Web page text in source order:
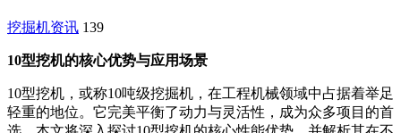
挖掘机资讯 139
10型挖机的核心优势与应用场景
10型挖机，或称10吨级挖掘机，在工程机械领域中占据着举足
轻重的地位。它完美平衡了动力与灵活性，成为众多项目的首